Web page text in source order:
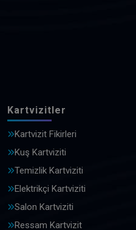
Kartvizitler
Kartvizit Fikirleri
Kuş Kartviziti
Temizlik Kartviziti
Elektrikçi Kartviziti
Salon Kartviziti
Ressam Kartvizit